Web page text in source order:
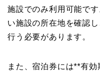
施設でのみ利用可能で
い施設の所在地を確認
行う必要があります。
また、宿泊券には**有